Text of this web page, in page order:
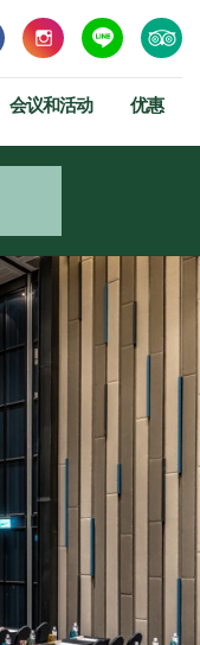
会议和活动 优惠